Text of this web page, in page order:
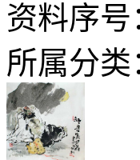
资料序号
所属分类